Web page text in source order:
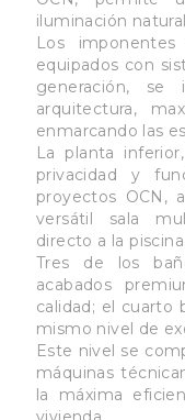
iluminación
Los
equipados con
generación, se
arquitectura,
enmarcando las
La planta
privacidad y
proyectos OCN,
versátil sala
directo a la piscina.
Tres de los
acabados
calidad; el cuarto
mismo nivel de
Este nivel se
máquinas
la máxima